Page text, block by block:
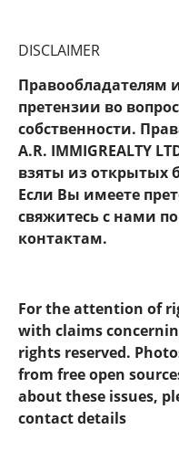
DISCLAIMER
претензии во
собственности.
A.R. IMMIGREALTY
взяты из открытых
Если Вы имеете
свяжитесь с нами
контактам.
For the attention of
with claims
rights reserved.
from free open
about these issues,
contact details